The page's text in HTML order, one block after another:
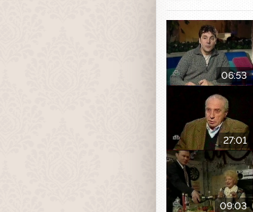
06:53
27:01
09:03